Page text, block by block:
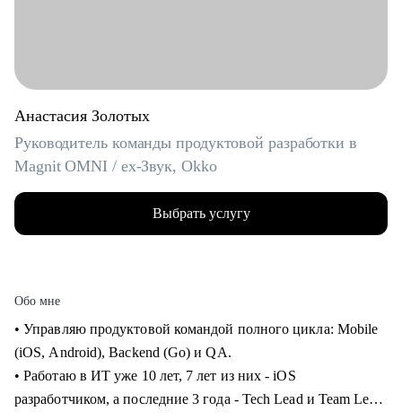
Анастасия Золотых
Руководитель команды продуктовой разработки в
Magnit OMNI / ex-Звук, Okko
Выбрать услугу
Обо мне
• Управляю продуктовой командой полного цикла: Mobile
(iOS, Android), Backend (Go) и QA.
• Работаю в ИТ уже 10 лет, 7 лет из них - iOS
разработчиком, а последние 3 года - Tech Lead и Team Lead.